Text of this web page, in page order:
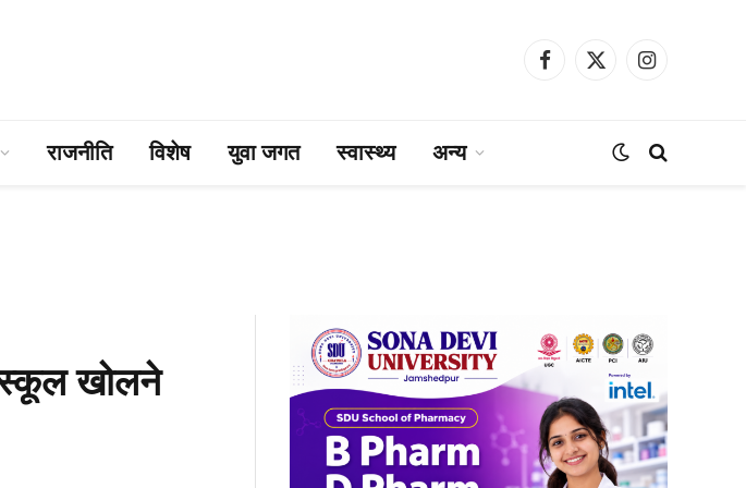
Facebook
X
Instagram
राजनीति विशेष युवा जगत स्वास्थ्य अन्य
खोलने